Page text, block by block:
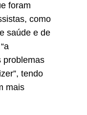
foram
como
saúde e de
problemas
tendo
mais